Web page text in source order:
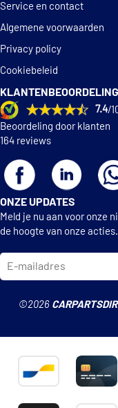
Service en contact
Algemene voorwaarden
Privacy policy
Cookiebeleid
7.4/
Beoordeling door klanten
164 reviews
ONZE UPDATES
Meld je nu aan voor onze
de hoogte van onze acties.
©2026